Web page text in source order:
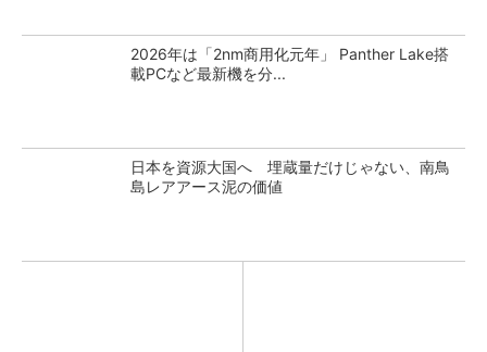
2026年は「2nm商用化元年」 Panther Lake搭
載PCなど最新機を分...
日本を資源大国へ 埋蔵量だけじゃない、南鳥
島レアアース泥の価値